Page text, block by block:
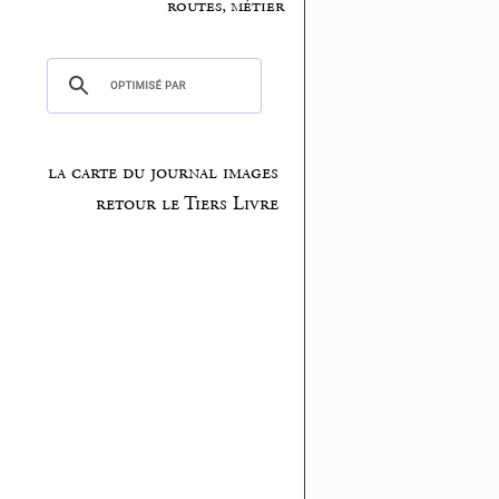
routes, métier
la carte du journal images
retour le Tiers Livre